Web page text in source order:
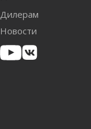
Дилерам
Новости